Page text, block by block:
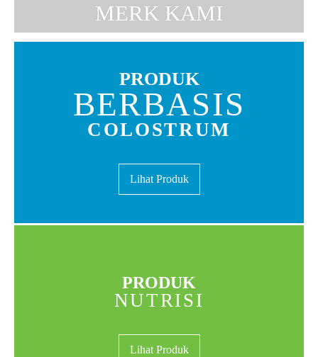
MERK KAMI
PRODUK
BERBASIS
COLOSTRUM
Lihat Produk
PRODUK
NUTRISI
Lihat Produk